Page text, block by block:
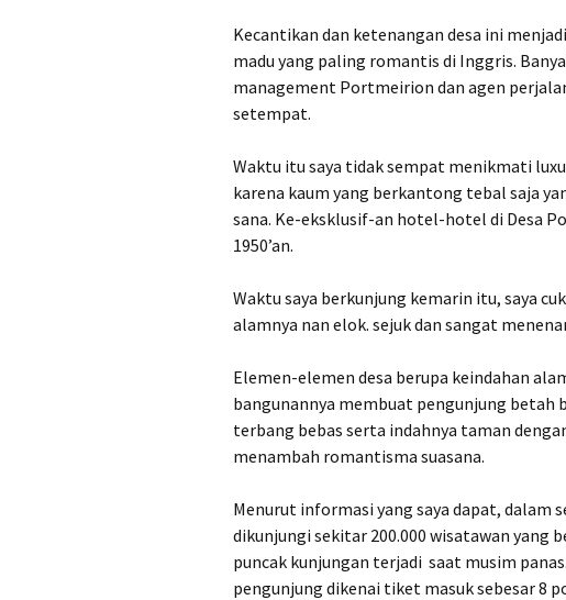
Kecantikan dan ketenangan desa ini
madu yang paling romantis di Inggris.
management Portmeirion dan agen
setempat.
Waktu itu saya tidak sempat menikmati
karena kaum yang berkantong tebal saja
sana. Ke-eksklusif-an hotel-hotel di Desa
1950’an.
Waktu saya berkunjung kemarin itu, saya
alamnya nan elok. sejuk dan sangat
Elemen-elemen desa berupa keindahan
bangunannya membuat pengunjung betah
terbang bebas serta indahnya taman
menambah romantisma suasana.
Menurut informasi yang saya dapat, dalam
dikunjungi sekitar 200.000 wisatawan yang
puncak kunjungan terjadi saat musim
pengunjung dikenai tiket masuk sebesar 8